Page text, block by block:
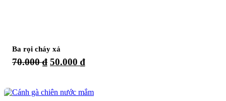
Ba rọi cháy xả
70.000₫ Giá
70.000 ₫.
50.000 ₫Giá
là: